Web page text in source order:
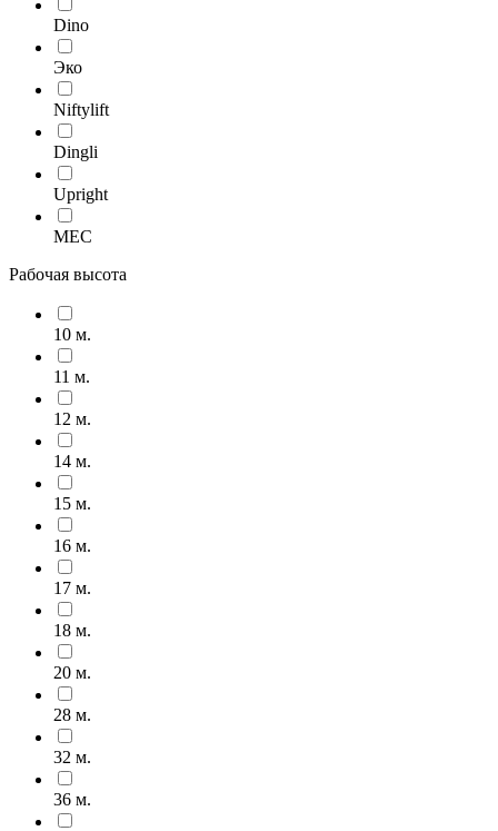
Dino
Эко
Niftylift
Dingli
Upright
MEC
Рабочая высота
10 м.
11 м.
12 м.
14 м.
15 м.
16 м.
17 м.
18 м.
20 м.
28 м.
32 м.
36 м.